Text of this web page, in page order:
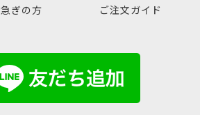
ぎの方 ご注文ガイド